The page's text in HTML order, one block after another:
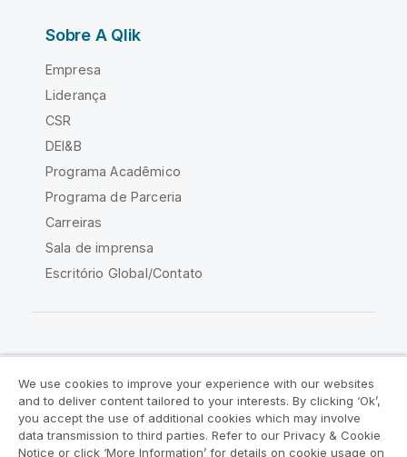
Sobre A Qlik
Empresa
Liderança
CSR
DEI&B
Programa Acadêmico
Programa de Parceria
Carreiras
Sala de imprensa
Escritório Global/Contato
Acordos legais
Termos do produto
Legal Policies
Políticas Legais
We use cookies to improve your experience with our websites
and to deliver content tailored to your interests. By clicking ‘Ok’,
you accept the use of additional cookies which may involve
data transmission to third parties. Refer to our Privacy & Cookie
Notice or click ‘More Information’ for details on cookie usage on